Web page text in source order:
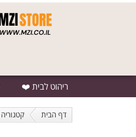
ריהוט לבית ❤️
דף הבית קטגוריה